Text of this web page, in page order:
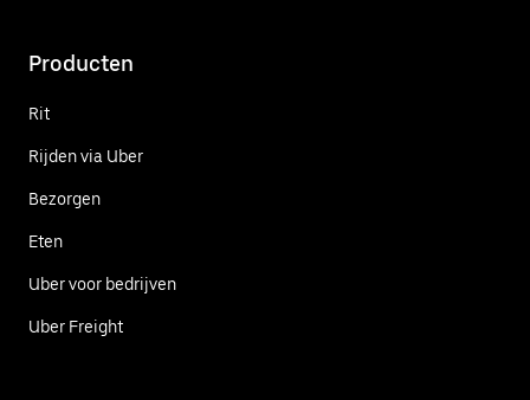
Producten
Rit
Rijden via Uber
Bezorgen
Eten
Uber voor bedrijven
Uber Freight